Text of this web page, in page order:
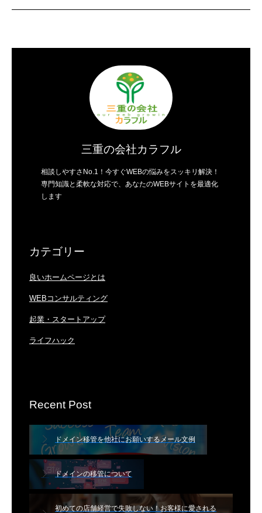
三重の会社カラフル
相談しやすさNo.1！今すぐWEBの悩みをスッキリ解決！
専門知識と柔軟な対応で、あなたのWEBサイトを最適化
します
カテゴリー
良いホームページとは
WEBコンサルティング
起業・スタートアップ
ライフハック
Recent Post
ドメイン移管を他社にお願いするメール文例
ドメインの移管について
初めての店舗経営で失敗しない！お客様に愛される